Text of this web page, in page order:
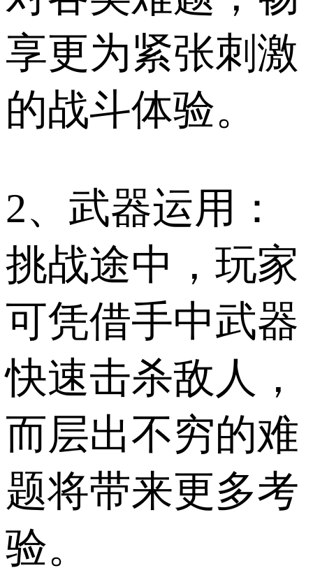
享更为紧张刺激
的战斗体验。
2、武器运用：
挑战途中，玩家
可凭借手中武器
快速击杀敌人，
而层出不穷的难
题将带来更多考
验。